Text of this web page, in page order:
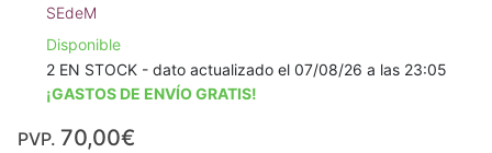
SEdeM
Disponible
2 EN STOCK - dato actualizado el 07/08/26 a las 23:05
¡GASTOS DE ENVÍO GRATIS!
PVP. 70,00€